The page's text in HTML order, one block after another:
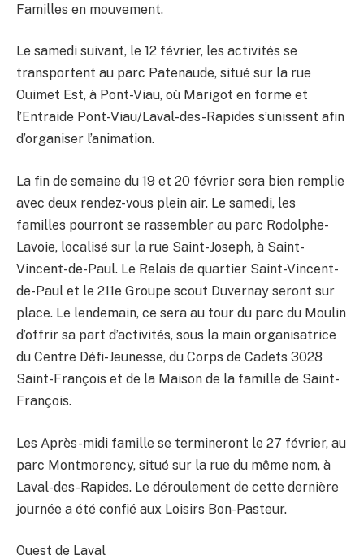
Familles en mouvement.
Le samedi suivant, le 12 février, les activités se
transportent au parc Patenaude, situé sur la rue
Ouimet Est, à Pont-Viau, où Marigot en forme et
l’Entraide Pont-Viau/Laval-des-Rapides s’unissent afin
d’organiser l’animation.
La fin de semaine du 19 et 20 février sera bien remplie
avec deux rendez-vous plein air. Le samedi, les
familles pourront se rassembler au parc Rodolphe-
Lavoie, localisé sur la rue Saint-Joseph, à Saint-
Vincent-de-Paul. Le Relais de quartier Saint-Vincent-
de-Paul et le 211e Groupe scout Duvernay seront sur
place. Le lendemain, ce sera au tour du parc du Moulin
d’offrir sa part d’activités, sous la main organisatrice
du Centre Défi-Jeunesse, du Corps de Cadets 3028
Saint-François et de la Maison de la famille de Saint-
François.
Les Après-midi famille se termineront le 27 février, au
parc Montmorency, situé sur la rue du même nom, à
Laval-des-Rapides. Le déroulement de cette dernière
journée a été confié aux Loisirs Bon-Pasteur.
Ouest de Laval